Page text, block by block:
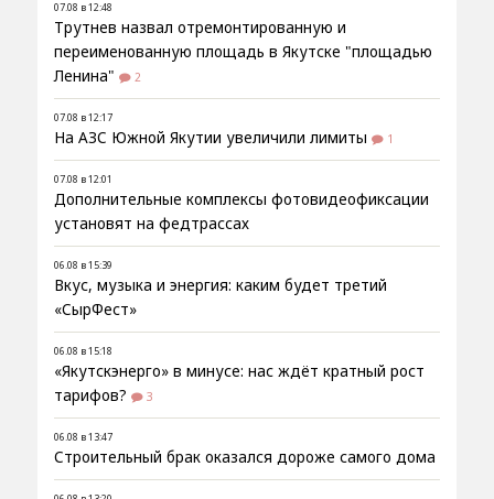
07.08 в 12:48
Трутнев назвал отремонтированную и
переименованную площадь в Якутске "площадью
Ленина"
2
07.08 в 12:17
На АЗС Южной Якутии увеличили лимиты 1
07.08 в 12:01
Дополнительные комплексы фотовидеофиксации
установят на федтрассах
06.08 в 15:39
Вкус, музыка и энергия: каким будет третий
«СырФест»
06.08 в 15:18
«Якутскэнерго» в минусе: нас ждёт кратный рост
тарифов?
3
06.08 в 13:47
Строительный брак оказался дороже самого дома